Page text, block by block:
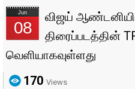
Jun
08
விஜய்
திரைப்படத்தின்
வெளியாகவுள்ளது
170 Views